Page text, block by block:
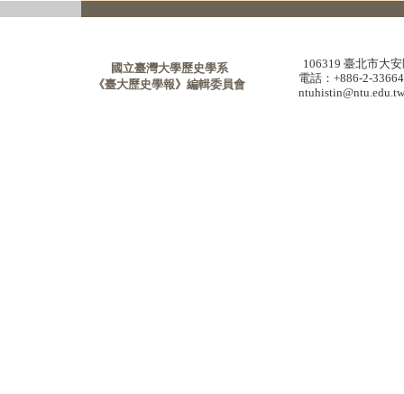
國立臺灣大學歷史學系
《臺大歷史學報》編輯委員會
106319 臺北市大
電話：+886-2-
ntuhistin@ntu.edu.tw